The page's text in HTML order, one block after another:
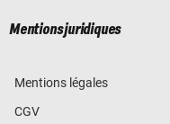
Mentions juridiques
Mentions légales
CGV